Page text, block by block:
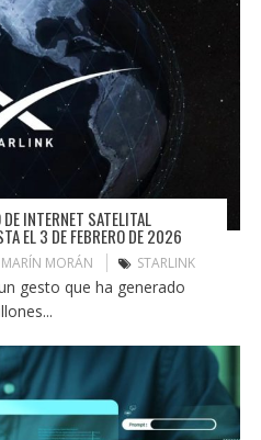
INTERNET SATELITAL
EL 3 DE FEBRERO DE 2026
MORÁN STARLINK
gesto que ha generado